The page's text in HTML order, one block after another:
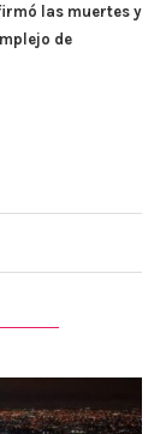
las muertes y
de